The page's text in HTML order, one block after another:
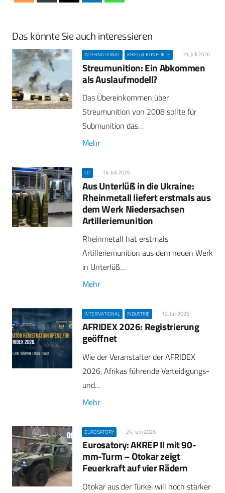
Das könnte Sie auch interessieren
INTERNATIONAL KRIEG & KONFLIKTE 19. Juli 2026
Streumunition: Ein Abkommen
als Auslaufmodell?
Das Übereinkommen über
Streumunition von 2008 sollte für
Submunition das…
Mehr
CIT 14. Juli 2026
Aus Unterlüß in die Ukraine:
Rheinmetall liefert erstmals aus
dem Werk Niedersachsen
Artilleriemunition
Rheinmetall hat erstmals
Artilleriemunition aus dem neuen Werk
in Unterlüß…
Mehr
INTERNATIONAL INDUSTRIE 12. Juli 2026
AFRIDEX 2026: Registrierung
geöffnet
Wie der Veranstalter der AFRIDEX
2026, Afrikas führende Verteidigungs-
und…
Mehr
EUROSATORY 24. Juni 2026
Eurosatory: AKREP II mit 90-
mm-Turm – Otokar zeigt
Feuerkraft auf vier Rädern
Otokar aus der Türkei will noch stärker